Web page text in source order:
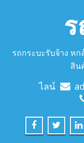
รถกระบะรับจ้าง ห
สิน
ไลน์